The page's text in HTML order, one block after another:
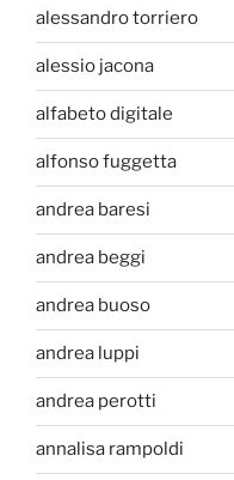
alessandro torriero
alessio jacona
alfabeto digitale
alfonso fuggetta
andrea baresi
andrea beggi
andrea buoso
andrea luppi
andrea perotti
annalisa rampoldi